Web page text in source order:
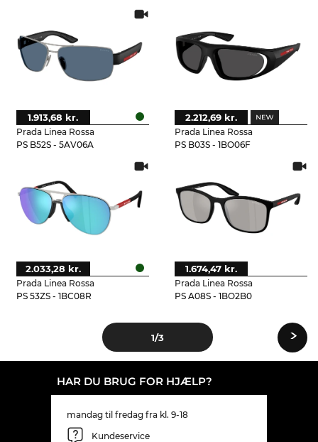
Prada Linea Rossa
PS B52S - 5AV06A
1.913,68 kr.
Prada Linea Rossa
PS B03S - 1BO06F
2.212,69 kr.
Prada Linea Rossa
PS 53ZS - 1BC08R
2.033,28 kr.
Prada Linea Rossa
PS A08S - 1BO2B0
1.674,47 kr.
1/3 ›
HAR DU BRUG FOR HJÆLP?
mandag til fredag fra kl. 9-18
Kundeservice